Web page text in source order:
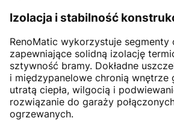
Izolacja i stabilność
RenoMatic wykorzystuje segmenty
zapewniające solidną izolację
sztywność bramy. Dokładne
i międzypanelowe chronią wnętrze
utratą ciepła, wilgocią i
rozwiązanie do garaży
ogrzewanych.